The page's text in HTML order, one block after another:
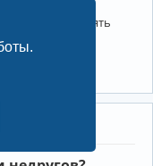
случае принять